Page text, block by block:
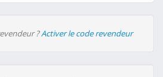
?Activer le code revendeur